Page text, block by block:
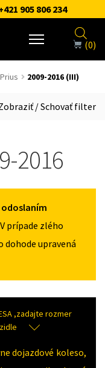
905 806 234
(0)
Prius 2009-2016 (III)
/ Schovať filter
2016
odoslaním
V prípade zlého
dohode upravená
,zadajte rozmer
dojazdové koleso,